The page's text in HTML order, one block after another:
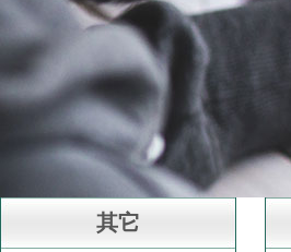
其它